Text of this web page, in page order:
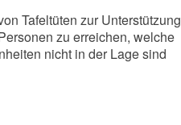
Tafeltüten zur Unterstützung
zu erreichen, welche
nicht in der Lage sind